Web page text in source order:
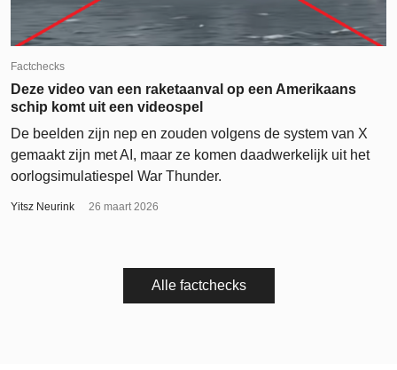
Factchecks
Deze video van een raketaanval op een Amerikaans
schip komt uit een videospel
De beelden zijn nep en zouden volgens de system van X
gemaakt zijn met AI, maar ze komen daadwerkelijk uit het
oorlogsimulatiespel War Thunder.
Yitsz Neurink 26 maart 2026
Alle factchecks